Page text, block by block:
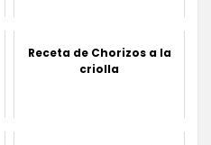
Receta de Chorizos a la
criolla